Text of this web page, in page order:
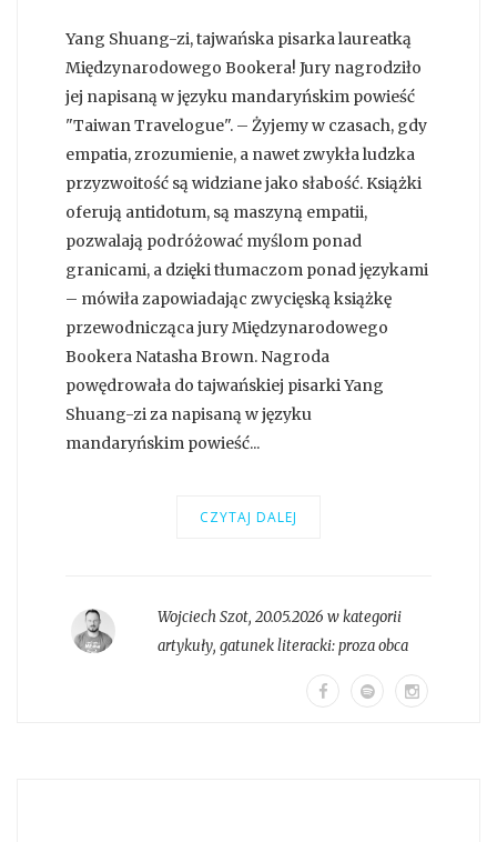
Yang Shuang-zi, tajwańska pisarka laureatką
Międzynarodowego Bookera! Jury nagrodziło
jej napisaną w języku mandaryńskim powieść
"Taiwan Travelogue". – Żyjemy w czasach, gdy
empatia, zrozumienie, a nawet zwykła ludzka
przyzwoitość są widziane jako słabość. Książki
oferują antidotum, są maszyną empatii,
pozwalają podróżować myślom ponad
granicami, a dzięki tłumaczom ponad językami
– mówiła zapowiadając zwycięską książkę
przewodnicząca jury Międzynarodowego
Bookera Natasha Brown. Nagroda
powędrowała do tajwańskiej pisarki Yang
Shuang-zi za napisaną w języku
mandaryńskim powieść...
CZYTAJ DALEJ
Wojciech Szot, 20.05.2026 w kategorii
artykuły, gatunek literacki:proza obca